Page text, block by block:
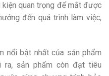
quan trọng để mắt được
đến quá trình làm việc,
nổi bật nhất của sản phẩm
ra, sản phẩm còn đạt tiêu